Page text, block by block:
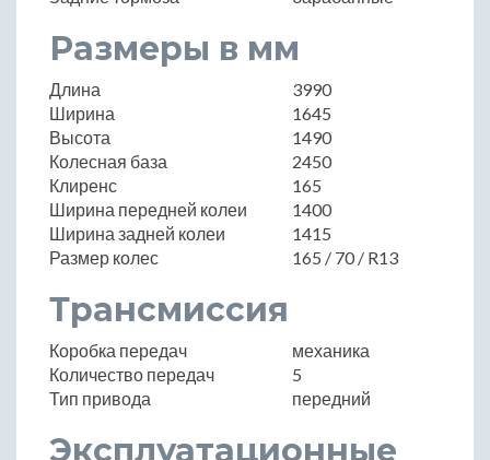
Размеры в мм
Длина
3990
Ширина
1645
Высота
1490
Колесная база
2450
Клиренс
165
Ширина передней колеи
1400
Ширина задней колеи
1415
Размер колес
165 / 70 / R13
Трансмиссия
Коробка передач
механика
Количество передач
5
Тип привода
передний
Эксплуатационные